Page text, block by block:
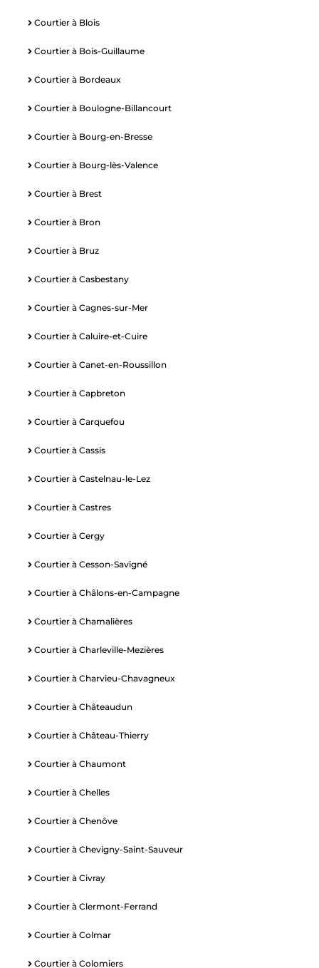
Courtier à Blois
Courtier à Bois-Guillaume
Courtier à Bordeaux
Courtier à Boulogne-Billancourt
Courtier à Bourg-en-Bresse
Courtier à Bourg-lès-Valence
Courtier à Brest
Courtier à Bron
Courtier à Bruz
Courtier à Casbestany
Courtier à Cagnes-sur-Mer
Courtier à Caluire-et-Cuire
Courtier à Canet-en-Roussillon
Courtier à Capbreton
Courtier à Carquefou
Courtier à Cassis
Courtier à Castelnau-le-Lez
Courtier à Castres
Courtier à Cergy
Courtier à Cesson-Savigné
Courtier à Châlons-en-Campagne
Courtier à Chamalières
Courtier à Charleville-Mezières
Courtier à Charvieu-Chavagneux
Courtier à Châteaudun
Courtier à Château-Thierry
Courtier à Chaumont
Courtier à Chelles
Courtier à Chenôve
Courtier à Chevigny-Saint-Sauveur
Courtier à Civray
Courtier à Clermont-Ferrand
Courtier à Colmar
Courtier à Colomiers